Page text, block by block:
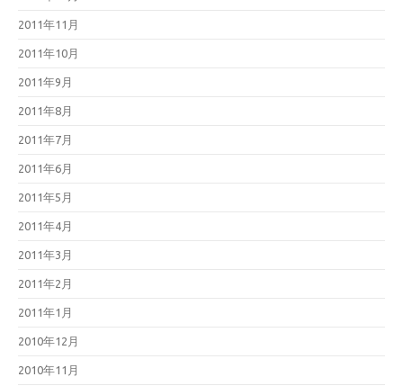
2011年11月
2011年10月
2011年9月
2011年8月
2011年7月
2011年6月
2011年5月
2011年4月
2011年3月
2011年2月
2011年1月
2010年12月
2010年11月